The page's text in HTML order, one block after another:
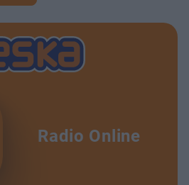
Radio Online